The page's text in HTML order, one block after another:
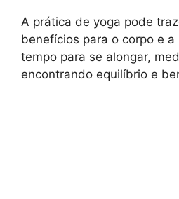
A prática de yoga pode
benefícios para o corpo e
tempo para se alongar,
encontrando equilíbrio e